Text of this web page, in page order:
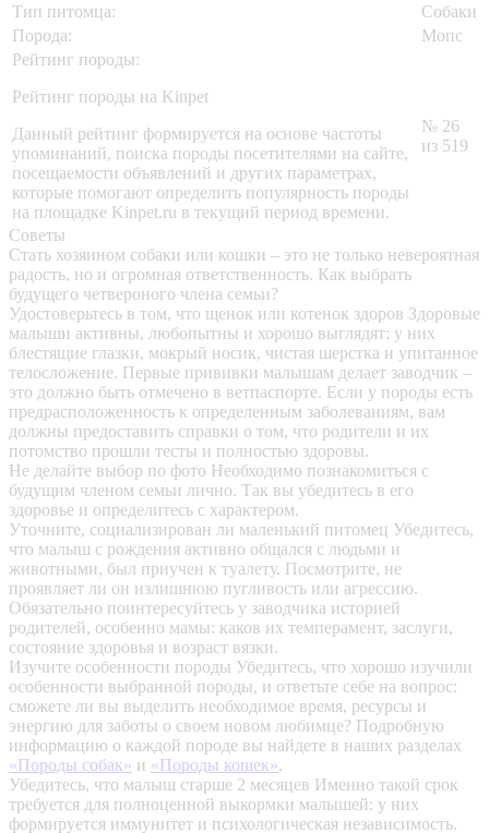
Тип питомца:
Собаки
Порода:
Мопс
Рейтинг породы:
Рейтинг породы на Kinpet
Данный рейтинг формируется на основе частоты
упоминаний, поиска породы посетителями на сайте,
посещаемости объявлений и других параметрах,
которые помогают определить популярность породы
на площадке Kinpet.ru в текущий период времени.
№ 26
из 519
Советы
Стать хозяином собаки или кошки – это не только невероятная
радость, но и огромная ответственность. Как выбрать
будущего четвероного члена семьи?
Удостоверьтесь в том, что щенок или котенок здоров Здоровые
малыши активны, любопытны и хорошо выглядят: у них
блестящие глазки, мокрый носик, чистая шерстка и упитанное
телосложение. Первые прививки малышам делает заводчик –
это должно быть отмечено в ветпаспорте. Если у породы есть
предрасположенность к определенным заболеваниям, вам
должны предоставить справки о том, что родители и их
потомство прошли тесты и полностью здоровы.
Не делайте выбор по фото Необходимо познакомиться с
будущим членом семьи лично. Так вы убедитесь в его
здоровье и определитесь с характером.
Уточните, социализирован ли маленький питомец Убедитесь,
что малыш с рождения активно общался с людьми и
животными, был приучен к туалету. Посмотрите, не
проявляет ли он излишнюю пугливость или агрессию.
Обязательно поинтересуйтесь у заводчика историей
родителей, особенно мамы: каков их темперамент, заслуги,
состояние здоровья и возраст вязки.
Изучите особенности породы Убедитесь, что хорошо изучили
особенности выбранной породы, и ответьте себе на вопрос:
сможете ли вы выделить необходимое время, ресурсы и
энергию для заботы о своем новом любимце? Подробную
информацию о каждой породе вы найдете в наших разделах
«Породы собак» и «Породы кошек».
Убедитесь, что малыш старше 2 месяцев Именно такой срок
требуется для полноценной выкормки малышей: у них
формируется иммунитет и психологическая независимость.